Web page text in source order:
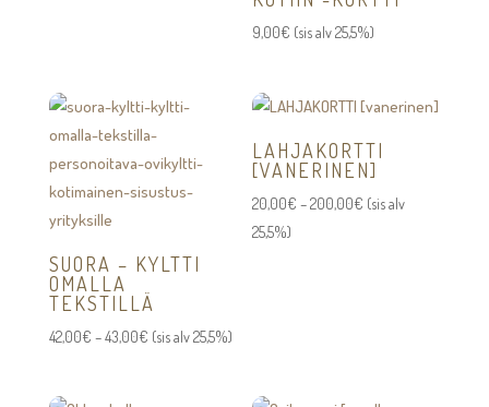
9,00€ (sis alv 25,5%)
SUORA – KYLTTI
OMALLA
TEKSTILLÄ
42,00€ –43,00€Hintaluokka:
(sis alv 25,5%)
LAHJAKORTTI
[VANERINEN]
20,00€ –200,00€ Hintaluokka:
(sis alv
25,5%)